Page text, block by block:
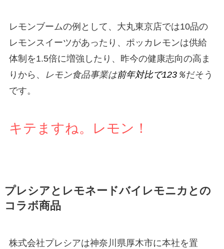
レモンブームの例として、大丸東京店では10品の
レモンスイーツがあったり、ポッカレモンは供給
体制を1.5倍に増強したり、昨今の健康志向の高ま
りから、
レモン食品事業は前年対比で123％だそう
です。
キテますね。レモン！
プレシアとレモネードバイレモニカとの
コラボ商品
株式会社プレシアは神奈川県厚木市に本社を置